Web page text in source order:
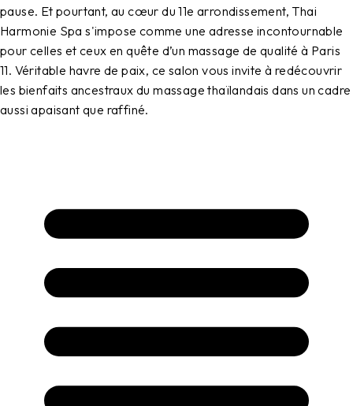
pause. Et pourtant, au cœur du 11e arrondissement, Thai
Harmonie Spa s'impose comme une adresse incontournable
pour celles et ceux en quête d’un massage de qualité à Paris
11. Véritable havre de paix, ce salon vous invite à redécouvrir
les bienfaits ancestraux du massage thaïlandais dans un cadre
aussi apaisant que raffiné.